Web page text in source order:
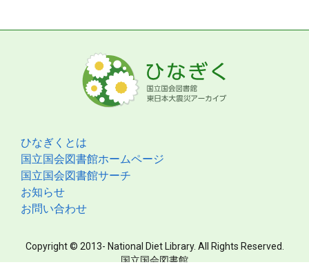
ひなぎくとは
国立国会図書館ホームページ
国立国会図書館サーチ
お知らせ
お問い合わせ
Copyright © 2013- National Diet Library. All Rights Reserved.